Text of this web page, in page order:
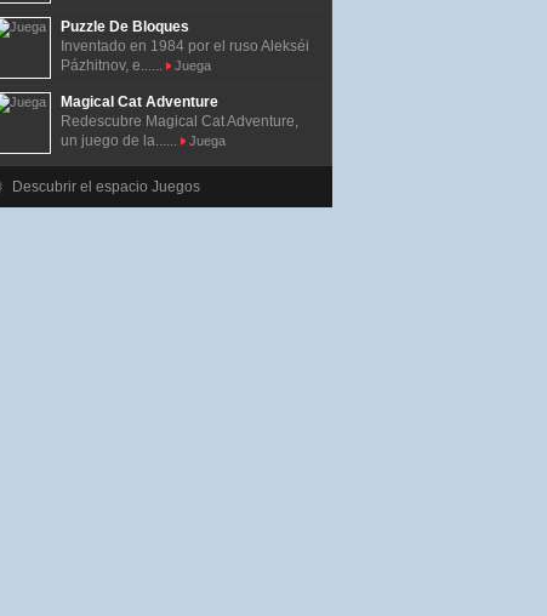
Puzzle De Bloques
Inventado en 1984 por el ruso Alekséi
Pázhitnov, e......
Juega
Magical Cat Adventure
Redescubre Magical Cat Adventure,
un juego de la......
Juega
Descubrir el espacio Juegos